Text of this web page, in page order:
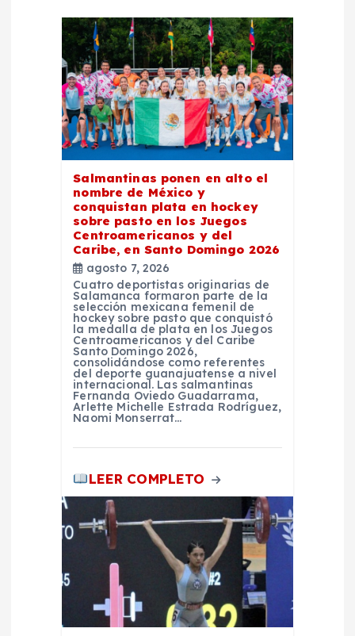
Salmantinas ponen en alto el
nombre de México y
conquistan plata en hockey
sobre pasto en los Juegos
Centroamericanos y del
Caribe, en Santo Domingo 2026
agosto 7, 2026
Cuatro deportistas originarias de
Salamanca formaron parte de la
selección mexicana femenil de
hockey sobre pasto que conquistó
la medalla de plata en los Juegos
Centroamericanos y del Caribe
Santo Domingo 2026,
consolidándose como referentes
del deporte guanajuatense a nivel
internacional. Las salmantinas
Fernanda Oviedo Guadarrama,
Arlette Michelle Estrada Rodríguez,
Naomi Monserrat…
LEER COMPLETO